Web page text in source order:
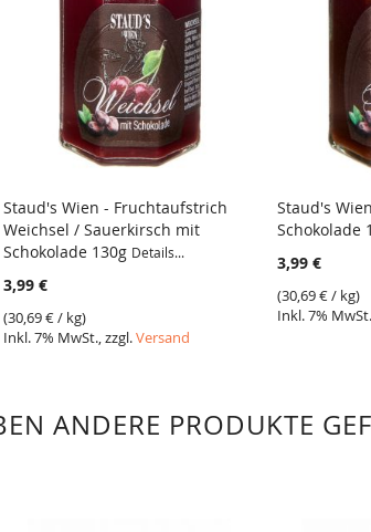
VERGLEICH
Staud's Wien - Fruchtaufstrich
Weichsel / Sauerkirsch mit
Schokolade 130g Details...
3,99 €
(30,69 €/ kg)
Inkl. 7% MwSt., zzgl.Versand
Staud's
Schokolade
3,99 €
(30,69 €/ kg)
Inkl. 7%
ANDERE PRODUKTE